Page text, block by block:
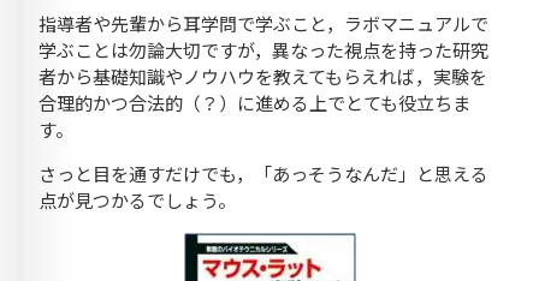
指導者や先輩から耳学問で学ぶこと，ラボマニュアルで
学ぶことは勿論大切ですが，異なった視点を持った研究
者から基礎知識やノウハウを教えてもらえれば，実験を
合理的かつ合法的（？）に進める上でとても役立ちま
す。
さっと目を通すだけでも，「あっそうなんだ」と思える
点が見つかるでしょう。